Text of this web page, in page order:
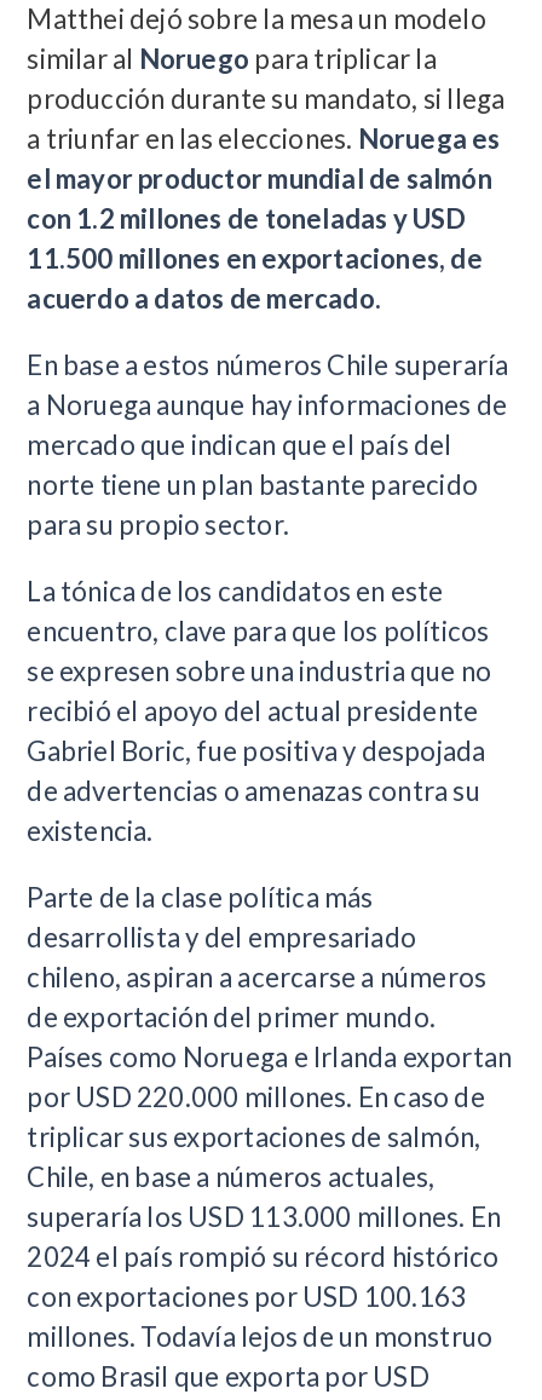
Matthei dejó sobre la mesa un modelo
similar al Noruego para triplicar la
producción durante su mandato, si llega
a triunfar en las elecciones. Noruega es
el mayor productor mundial de salmón
con 1.2 millones de toneladas y USD
11.500 millones en exportaciones, de
acuerdo a datos de mercado.
En base a estos números Chile superaría
a Noruega aunque hay informaciones de
mercado que indican que el país del
norte tiene un plan bastante parecido
para su propio sector.
La tónica de los candidatos en este
encuentro, clave para que los políticos
se expresen sobre una industria que no
recibió el apoyo del actual presidente
Gabriel Boric, fue positiva y despojada
de advertencias o amenazas contra su
existencia.
Parte de la clase política más
desarrollista y del empresariado
chileno, aspiran a acercarse a números
de exportación del primer mundo.
Países como Noruega e Irlanda exportan
por USD 220.000 millones. En caso de
triplicar sus exportaciones de salmón,
Chile, en base a números actuales,
superaría los USD 113.000 millones. En
2024 el país rompió su récord histórico
con exportaciones por USD 100.163
millones. Todavía lejos de un monstruo
como Brasil que exporta por USD